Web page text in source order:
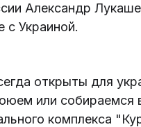
Александр
с Украиной.
открыты для
или собираемся
комплекса